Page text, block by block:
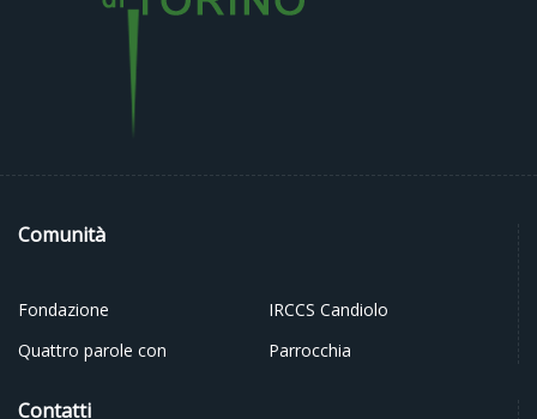
Comunità
Fondazione
IRCCS Candiolo
Quattro parole con
Parrocchia
Contatti